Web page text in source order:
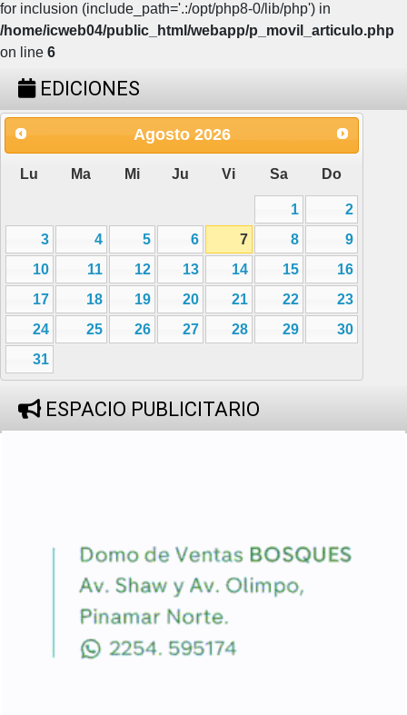
for inclusion (include_path='.:/opt/php8-0/lib/php') in
/home/icweb04/public_html/webapp/p_movil_articulo.php
on line 6
EDICIONES
Agosto 2026
Lu Ma Mi Ju Vi Sa Do
1
2
3
4 5 6 7 8
9
10
11 12 13 14 15
16
17
18 19 20 21 22
23
24
25 26 27 28 29
30
31
ESPACIO PUBLICITARIO